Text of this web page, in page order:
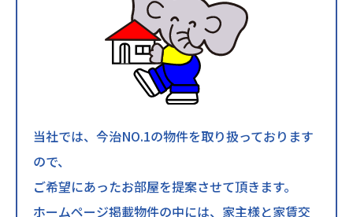
当社では、今治NO.1の物件を取り扱っております
ので、
ご希望にあったお部屋を提案させて頂きます。
ホームページ掲載物件の中には、家主様と家賃交